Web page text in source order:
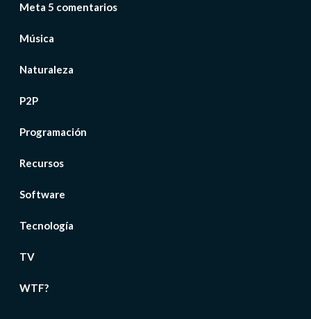
Meta 5 comentarios
Música
Naturaleza
P2P
Programación
Recursos
Software
Tecnología
TV
WTF?